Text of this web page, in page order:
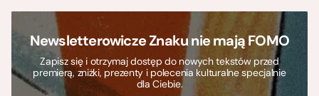
Newsletterowicze Znaku nie mają FOMO
Zapisz się i otrzymaj dostęp do nowych tekstów przed
premierą, zniżki, prezenty i polecenia kulturalne specjalnie
dla Ciebie.